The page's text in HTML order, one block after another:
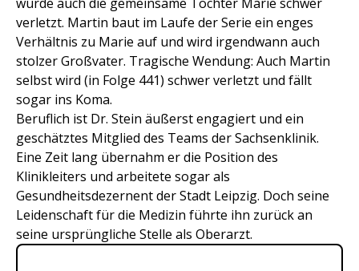
verletzt. Martin baut im Laufe der Serie ein enges
Verhältnis zu Marie auf und wird irgendwann auch
stolzer Großvater. Tragische Wendung: Auch Martin
selbst wird (in Folge 441) schwer verletzt und fällt
sogar ins Koma.
Beruflich ist Dr. Stein äußerst engagiert und ein
geschätztes Mitglied des Teams der Sachsenklinik.
Eine Zeit lang übernahm er die Position des
Klinikleiters und arbeitete sogar als
Gesundheitsdezernent der Stadt Leipzig. Doch seine
Leidenschaft für die Medizin führte ihn zurück an
seine ursprüngliche Stelle als Oberarzt.